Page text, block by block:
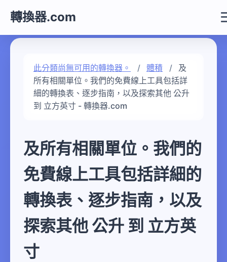
轉換器.com
此分類尚無可用的轉換器。 體積
及
所有相關單位。我們的免費線上工具包括詳
細的轉換表、逐步指南，以及探索其他 公升
到 立方英寸 - 轉換器.com
及所有相關單位。我們的
免費線上工具包括詳細的
轉換表、逐步指南，以及
探索其他 公升 到 立方英
寸